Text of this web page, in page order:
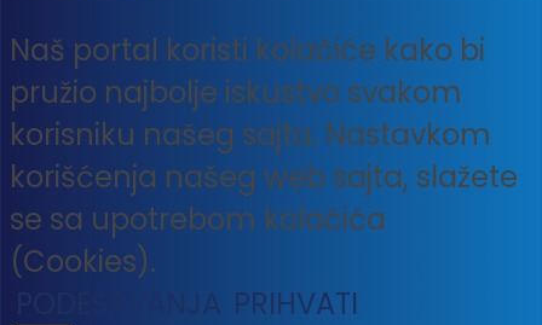
Naš portal koristi kolačiće kako bi
pružio najbolje iskustvo svakom
korisniku našeg sajta. Nastavkom
korišćenja našeg web sajta, slažete
se sa upotrebom kolačića
(Cookies).
PODEŠAVANJA PRIHVATI